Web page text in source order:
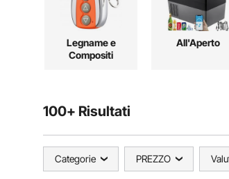
Legname e
Compositi
All'Aperto
100+ Risultati
Categorie PREZZO